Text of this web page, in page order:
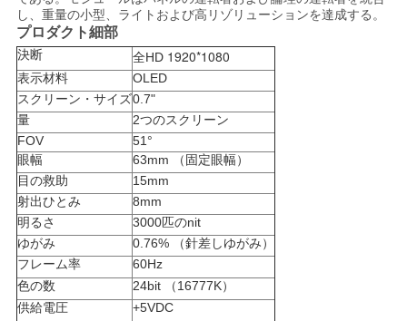
さ
い
SHOPPING
ONLINE
サ
イ
ト
し、重量の小型、ライトおよび高リゾリューションを達成する。
プロダクト細部
決断 全HD 1920*1080
表示材料
OLED
スクリーン・サイズ0.7"
量
2つのスクリーン
FOV
51°
眼幅
63mm （固定眼幅）
目の救助
15mm
射出ひとみ
8mm
明るさ
3000匹のnit
ゆがみ
0.76% （針差しゆがみ）
フレーム率
60Hz
色の数
24bit （16777K）
供給電圧
+5VDC